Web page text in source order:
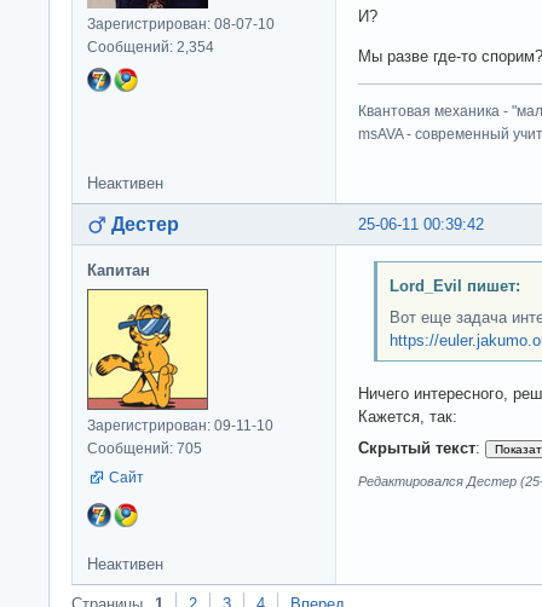
//
//
        }
    }
Зарегистрирован: 08-07-10
Сообщений: 2,354
И?
Мы разве где-то спорим?
Квантовая механика -
msAVA - современный
Неактивен
25-06-11 00:39:42
Дестер
Капитан
Зарегистрирован: 09-11-10
Сообщений: 705
Сайт
Lord_Evil пишет:
Вот еще задача
https://
Ничего интересного,
Кажется, так:
Скрытый текст:
Редактировался Дестер
Неактивен